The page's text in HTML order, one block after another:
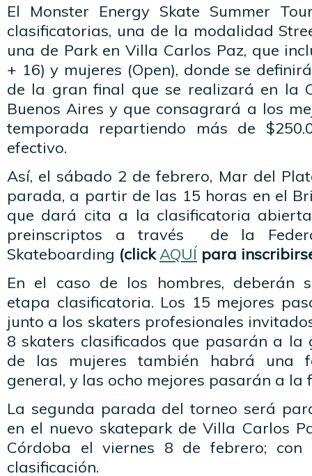
El Monster Energy Skate Summer
clasificatorias, una de la modalidad
una de Park en Villa Carlos Paz, que
+ 16) y mujeres (Open), donde se
de la gran final que se realizará en la
Buenos Aires y que consagrará a los
temporada repartiendo más de
efectivo.
Así, el sábado 2 de febrero, Mar del
parada, a partir de las 15 horas en el
que dará cita a la clasificatoria
preinscriptos a través de la
Skateboarding (clickAQUÍ para
En el caso de los hombres, deberán
etapa clasificatoria. Los 15 mejores
junto a los skaters profesionales
8 skaters clasificados que pasarán a la
de las mujeres también habrá una
general, y las ocho mejores pasarán a la
La segunda parada del torneo será
en el nuevo skatepark de Villa Carlos
Córdoba el viernes 8 de febrero;
clasificación.